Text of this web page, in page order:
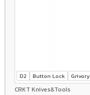
D2 Button Lock Grivory
CRKT Knives&Tools